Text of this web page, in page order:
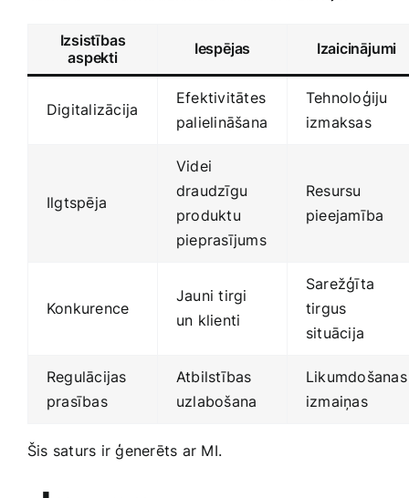
Izsistības
aspekti
Iespējas Izaicinājumi
Digitalizācija
Efektivitātes
palielināšana
Tehnoloģiju
izmaksas
Ilgtspēja
Videi
draudzīgu
produktu‍
pieprasījums
Resursu⁢
pieejamība
Konkurence
Jauni tirgi
un klienti
Sarežģīta
‌tirgus
situācija
Regulācijas
prasības
Atbilstības
uzlabošana
Likumdošanas
izmaiņas
Šis saturs ir ģenerēts ar ⁢MI.